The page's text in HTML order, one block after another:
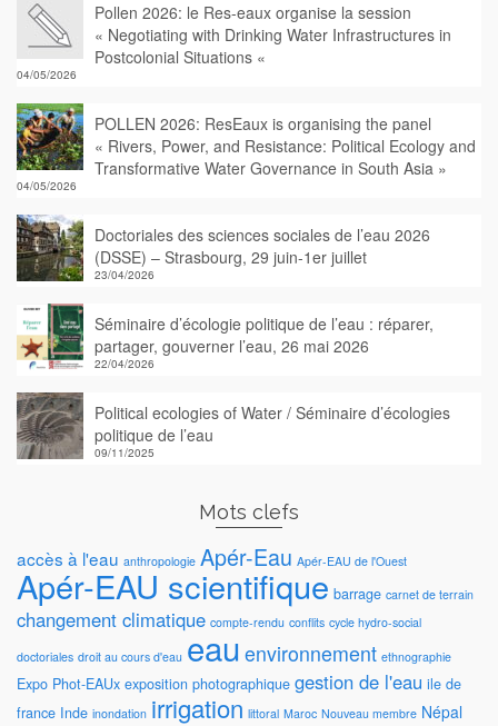
Pollen 2026: le Res-eaux organise la session
« Negotiating with Drinking Water Infrastructures in
Postcolonial Situations «
04/05/2026
POLLEN 2026: ResEaux is organising the panel
« Rivers, Power, and Resistance: Political Ecology and
Transformative Water Governance in South Asia »
04/05/2026
Doctoriales des sciences sociales de l’eau 2026
(DSSE) – Strasbourg, 29 juin-1er juillet
23/04/2026
Séminaire d’écologie politique de l’eau : réparer,
partager, gouverner l’eau, 26 mai 2026
22/04/2026
Political ecologies of Water / Séminaire d’écologies
politique de l’eau
09/11/2025
Mots clefs
accès à l'eau anthropologie Apér-Eau Apér-EAU de l'Ouest
Apér-EAU scientifique barrage carnet de terrain
changement climatique compte-rendu conflits cycle hydro-social
doctoriales droit au cours d'eau eau environnement ethnographie
Expo Phot-EAUx exposition photographique gestion de l'eau ile de
france Inde inondation irrigation littoral Maroc Nouveau membre Népal